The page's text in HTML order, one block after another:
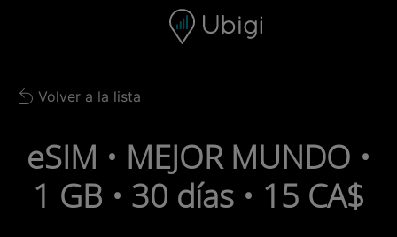
Barra de navegación
Back to list
Volver a la lista
eSIM • MEJOR MUNDO •
1 GB • 30 días • 15 CA$